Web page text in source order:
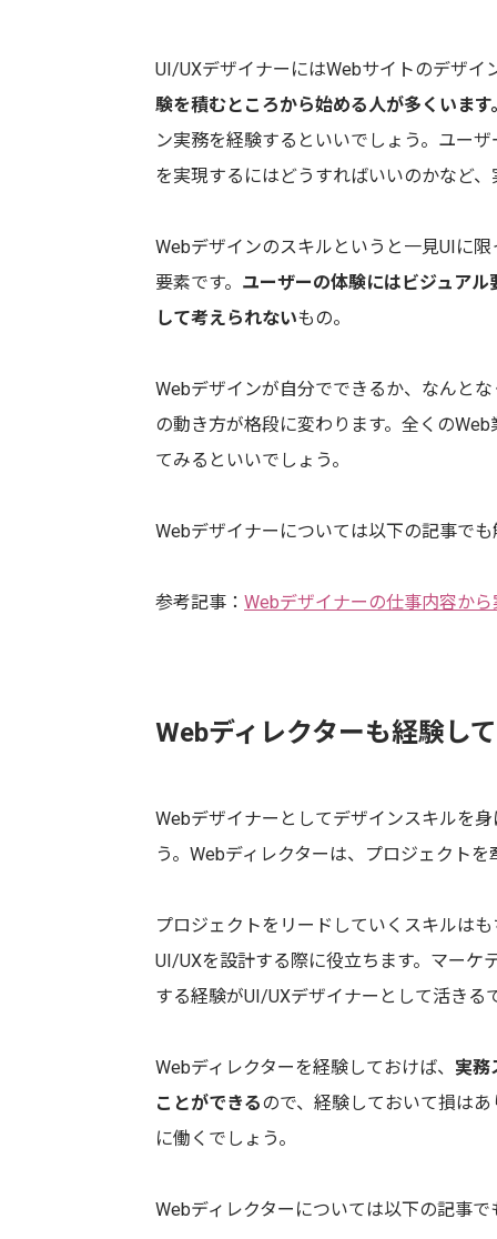
UI/UXデザイナーにはWebサイトのデザイ
験を積むところから始める人が多くいます
ン実務を経験するといいでしょう。ユー
を実現するにはどうすればいいのかなど
Webデザインのスキルというと一見UIに
要素です。 ユーザーの体験にはビジュア
して考えられないもの。
Webデザインが自分でできるか、なんと
の動き方が格段に変わります。全くの
てみるといいでしょう。
Webデザイナーについては以下の記事で
参考記事： Webデザイナーの仕事内容か
Webディレクターも経験し
Webデザイナーとしてデザインスキルを
う。Webディレクターは、プロジェクト
プロジェクトをリードしていくスキルは
UI/UXを設計する際に役立ちます。マーケ
する経験がUI/UXデザイナーとして活きる
Webディレクターを経験しておけば、 実務
ことができるので、経験しておいて損は
に働くでしょう。
Webディレクターについては以下の記事